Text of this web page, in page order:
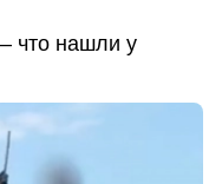
что нашли у